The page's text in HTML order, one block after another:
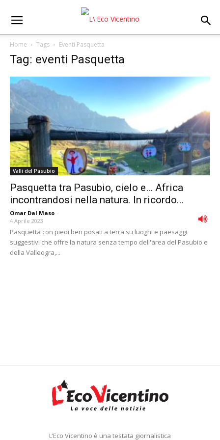
Home Tags Eventi Pasquetta
Tag: eventi Pasquetta
Valli del Pasubio
Pasquetta tra Pasubio, cielo e… Africa
incontrandosi nella natura. In ricordo...
Omar Dal Maso -
4 Aprile 2023
Pasquetta con piedi ben posati a terra su luoghi e paesaggi
suggestivi che offre la natura senza tempo dell'area del Pasubio e
della Valleogra,...
L’Eco Vicentino è una testata giornalistica